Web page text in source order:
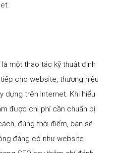
một thao tác kỹ thuật định
cho website, thương hiệu
dựng trên Internet. Khi hiểu
được chi phí cần chuẩn bị
đúng thời điểm, bạn sẽ
đáng có như website